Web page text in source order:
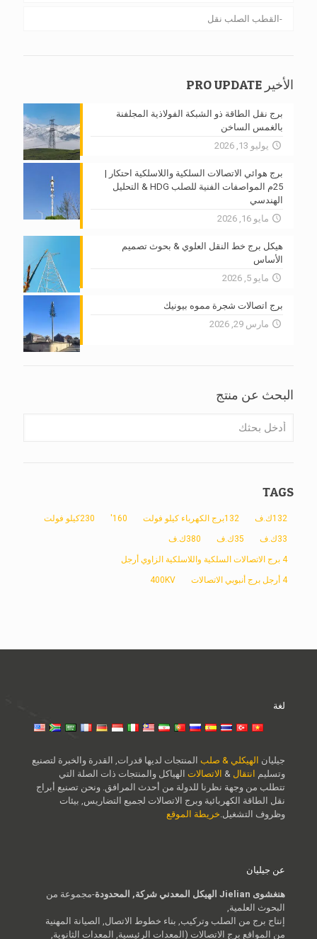
القطب الصلب نقل
الأخير PRO UPDATE
برج نقل الطاقة ذو الشبكة الفولاذية المجلفنة
بالغمس الساخن
يوليو 13, 2026
برج هوائي الاتصالات السلكية واللاسلكية احتكار |
25م المواصفات الفنية للصلب HDG & التحليل
الهندسي
مايو 16, 2026
هيكل برج خط النقل العلوي & بحوث تصميم
الأساس
مايو 5, 2026
برج اتصالات شجرة مموه بيونيك
مارس 29, 2026
البحث عن منتج
TAGS
132ك.ف 132برج الكهرباء كيلو فولت 160' 230كيلو فولت
33ك.ف 35ك.ف 380ك.ف
4 برج الاتصالات السلكية واللاسلكية الزاوي أرجل
4 أرجل برج أنبوبي الاتصالات 400KV
لغة
جيليان الهيكلي & صلب المنتجات لديها قدرات, القدرة والخبرة لتصنيع
وتسليم انتقال & الاتصالات الهياكل والمنتجات ذات الصلة التي
تتطلب من وجهة نظرنا للدولة من أحدث المرافق. ونحن تصنيع أبراج
نقل الطاقة الكهربائية وبرج الاتصالات لجميع التضاريس, بيئات
وظروف التشغيل.خريطة الموقع
عن جيليان
هنغشوى Jielian الهيكل المعدني شركة, المحدودة
-مجموعة من
البحوث العلمية,
إنتاج برج من الصلب وتركيب, بناء خطوط الاتصال, الصيانة المهنية
من المواقع برج الاتصالات (المعدات الرئيسية, المعدات الثانوية,